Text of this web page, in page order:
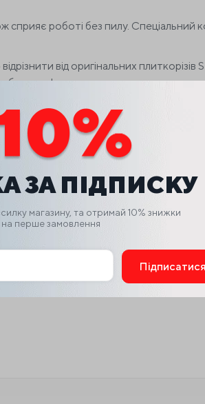
роботі без пилу. Спеціальний
від оригінальних
обдурити!
ЗА ПІДПИСКУ
магазину, та отримай 10% знижки
на перше замовлення